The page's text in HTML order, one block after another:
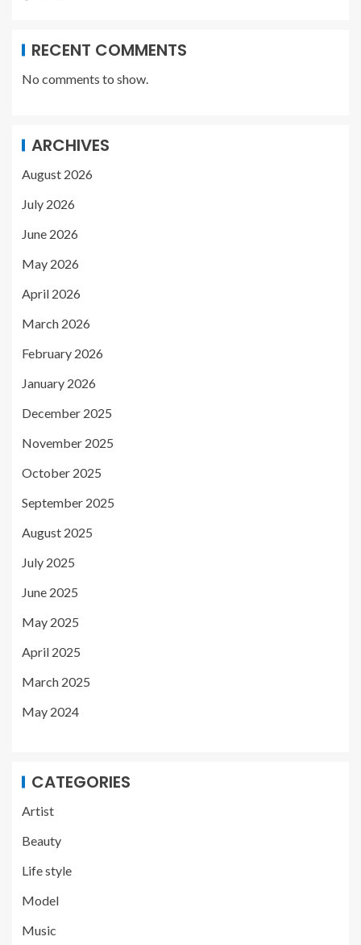
RECENT COMMENTS
No comments to show.
ARCHIVES
August 2026
July 2026
June 2026
May 2026
April 2026
March 2026
February 2026
January 2026
December 2025
November 2025
October 2025
September 2025
August 2025
July 2025
June 2025
May 2025
April 2025
March 2025
May 2024
CATEGORIES
Artist
Beauty
Life style
Model
Music